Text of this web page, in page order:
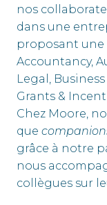
nos
dans une
proposant une
Accountancy,
Legal,
Grants &
Chez Moore,
que
grâce à notre
nous
collègues sur